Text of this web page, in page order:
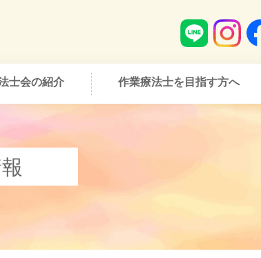
士会の紹介 作業療法士を目指す方へ